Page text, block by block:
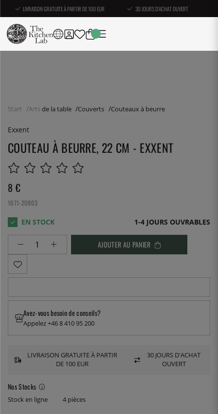
LIVRAISON GRATUITE À PARTIR DE 100 EUR 30 JOURS D'ACHAT OUVERT
Start Arts de la table Couverts Couteaux à beurre
Exxent
COUTEAU À BEURRE, 22 CM - EXXENT
8 €
1071-20803
1-4 JOURS OUVRABLES
AJOUTER AU PANIER
Nos Stocks
Stock en ligne 4 pièces
Avez-vous besoin de conseils?
Appelez +46 8 410 95 200
LIVRAISON GRATUITE À PARTIR
DE 100 EUR
30 JOURS D'ACHAT
OUVERT